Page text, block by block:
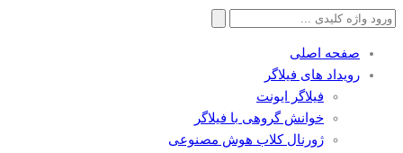
جستجو
صفحه اصلی
رویداد های فیلاگر
فیلاگر ایونت
خوانش گروهی با فیلاگر
ژورنال کلاب هوش مصنوعی